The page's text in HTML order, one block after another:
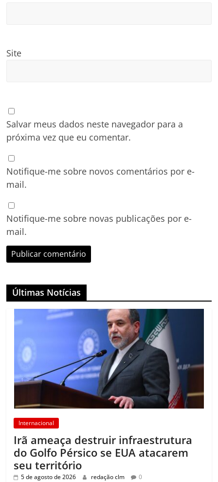
Site
Salvar meus dados neste navegador para a
próxima vez que eu comentar.
Notifique-me sobre novos comentários por e-
mail.
Notifique-me sobre novas publicações por e-
mail.
Últimas Notícias
Internacional
Irã ameaça destruir infraestrutura
do Golfo Pérsico se EUA atacarem
seu território
5 de agosto de 2026 redação clm 0